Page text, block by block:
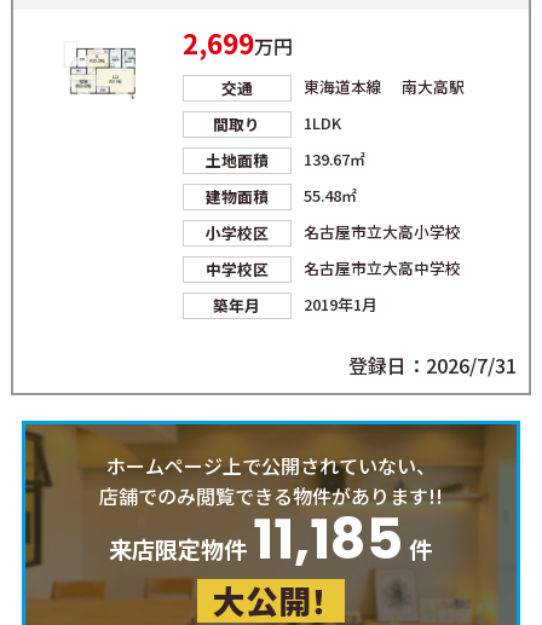
2,699万円
交通
東海道本線 南大高駅
間取り
1LDK
土地面積
139.67㎡
建物面積
55.48㎡
小学校区
名古屋市立大高小学校
中学校区
名古屋市立大高中学校
築年月
2019年1月
登録日：2026/7/31
ホームページ上で公開されていない、
店舗でのみ閲覧できる物件があります!!
来店限定物件 11,185 件
大公開！